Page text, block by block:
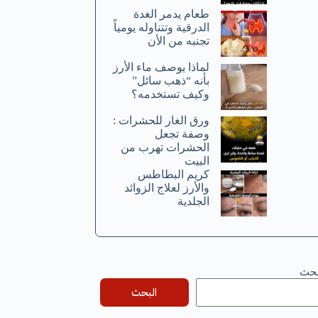
طعام يدمر الغدة
الدرقية وتتناوله يومياً
تجنبه من الأن
لماذا يوصف ماء الأرز
بأنه “ذهب سائل”
وكيف تستخدمه؟
ورق الغار للحشرات :
وصفة تجعل
الحشرات تهرب من
البيت
كريم البطاطس
والأرز لعلاج الزوائد
الجلدية
البحث